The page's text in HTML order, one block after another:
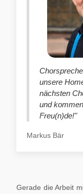
unsere
nächsten
und
Freu(n)de!"
Markus Bär
Gerade die Arbeit